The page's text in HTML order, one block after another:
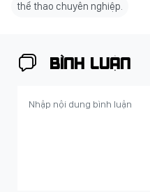
thể thao chuyên nghiệp.
BÌNH LUẬN